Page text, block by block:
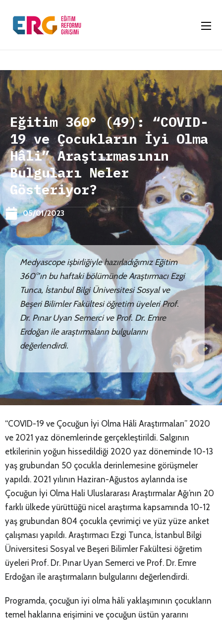
Eğitim 360° (49): “COVID-
19 ve Çocukların İyi Olma
Hâli” Araştırmasının
Bulguları Neler
Gösteriyor?
05/01/2023
Medyascope işbirliğiyle hazırladığımız Eğitim
360°’ın bu haftaki bölümünde Araştırmacı Ezgi
Tunca, İstanbul Bilgi Üniversitesi Sosyal ve
Beşeri Bilimler Fakültesi öğretim üyeleri Prof.
Dr. Pınar Uyan Semerci ve Prof. Dr. Emre
Erdoğan ile araştırmaların bulgularını
değerlendirdi.
“COVID-19 ve Çocuğun İyi Olma Hâli Araştırmaları” 2020
ve 2021 yaz dönemlerinde gerçekleştirildi. Salgının
etkilerinin yoğun hissedildiği 2020 yaz döneminde 10-13
yaş grubundan 50 çocukla derinlemesine görüşmeler
yapıldı. 2021 yılının Haziran-Ağustos aylarında ise
Çocuğun İyi Olma Hali Uluslararası Araştırmalar Ağı’nın 20
farklı ülkede yürüttüğü nicel araştırma kapsamında 10-12
yaş grubundan 804 çocukla çevrimiçi ve yüz yüze anket
çalışması yapıldı. Araştırmacı Ezgi Tunca, İstanbul Bilgi
Üniversitesi Sosyal ve Beşeri Bilimler Fakültesi öğretim
üyeleri Prof. Dr. Pınar Uyan Semerci ve Prof. Dr. Emre
Erdoğan ile araştırmaların bulgularını değerlendirdi.
Programda, çocuğun iyi olma hâli yaklaşımının çocukların
temel haklarına erişimini ve çocuğun üstün yararını